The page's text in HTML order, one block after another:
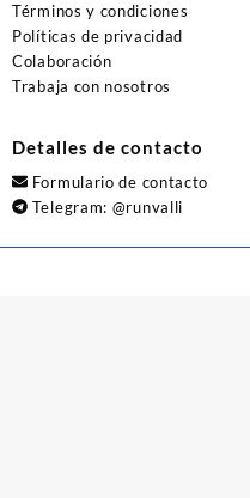
Términos y condiciones
Políticas de privacidad
Colaboración
Trabaja con nosotros
Detalles de contacto
Formulario de contacto
Telegram: @runvalli